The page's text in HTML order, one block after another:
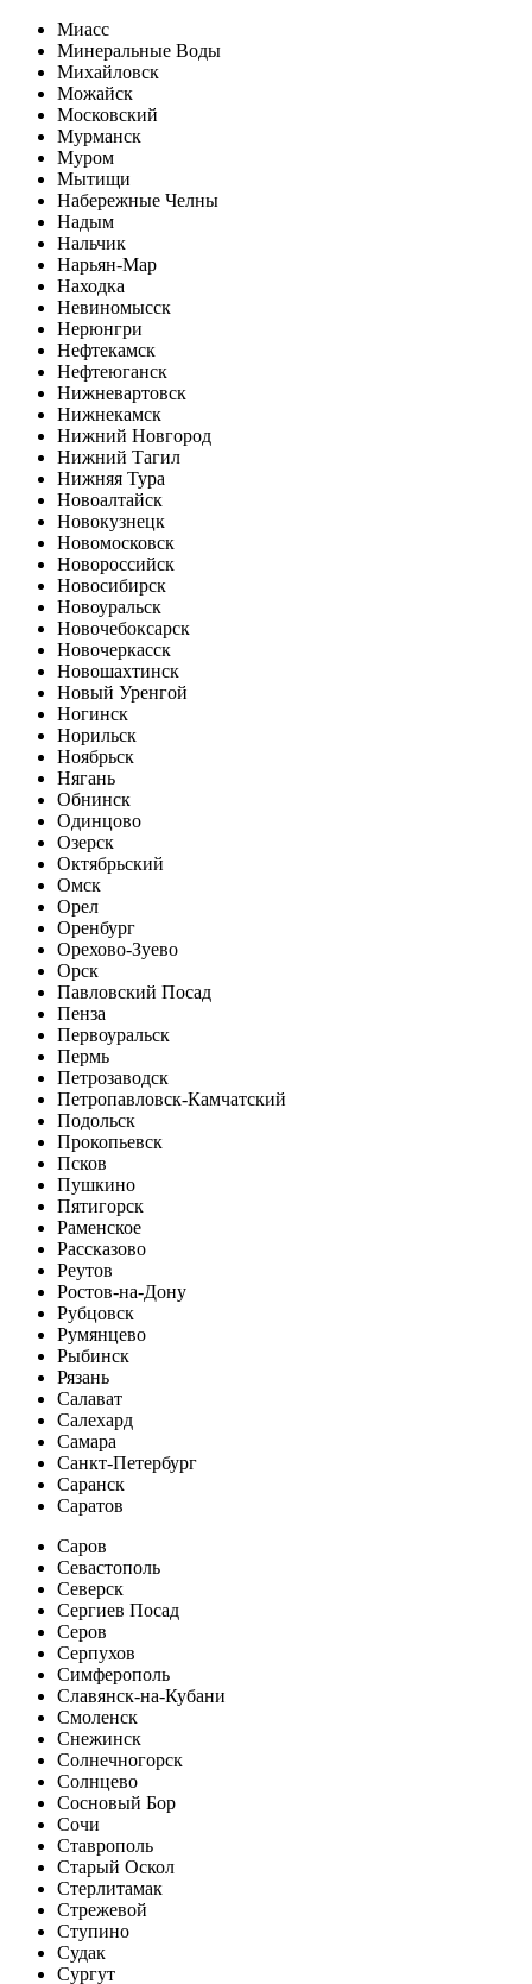
Миасс
Минеральные Воды
Михайловск
Можайск
Московский
Мурманск
Муром
Мытищи
Набережные Челны
Надым
Нальчик
Нарьян-Мар
Находка
Невиномысск
Нерюнгри
Нефтекамск
Нефтеюганск
Нижневартовск
Нижнекамск
Нижний Новгород
Нижний Тагил
Нижняя Тура
Новоалтайск
Новокузнецк
Новомосковск
Новороссийск
Новосибирск
Новоуральск
Новочебоксарск
Новочеркасск
Новошахтинск
Новый Уренгой
Ногинск
Норильск
Ноябрьск
Нягань
Обнинск
Одинцово
Озерск
Октябрьский
Омск
Орел
Оренбург
Орехово-Зуево
Орск
Павловский Посад
Пенза
Первоуральск
Пермь
Петрозаводск
Петропавловск-Камчатский
Подольск
Прокопьевск
Псков
Пушкино
Пятигорск
Раменское
Рассказово
Реутов
Ростов-на-Дону
Рубцовск
Румянцево
Рыбинск
Рязань
Салават
Салехард
Самара
Санкт-Петербург
Саранск
Саратов
Саров
Севастополь
Северск
Сергиев Посад
Серов
Серпухов
Симферополь
Славянск-на-Кубани
Смоленск
Снежинск
Солнечногорск
Солнцево
Сосновый Бор
Сочи
Ставрополь
Старый Оскол
Стерлитамак
Стрежевой
Ступино
Судак
Сургут